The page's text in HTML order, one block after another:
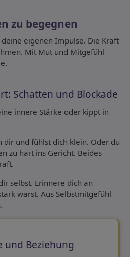
zu begegnen
eigenen Impulse. Die Kraft
Mit Mut und Mitgefühl
Schatten und Blockade
innere Stärke oder kippt in
dir und fühlst dich klein. Oder du
zu hart ins Gericht. Beides
selbst. Erinnere dich an
warst. Aus Selbstmitgefühl
und Beziehung